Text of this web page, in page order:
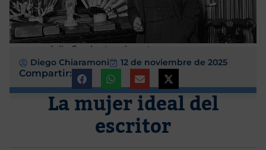
Julio Camba, tan elegante como su prosa
Diego Chiaramoni 12 de noviembre de 2025
Compartir:
La mujer ideal del
escritor